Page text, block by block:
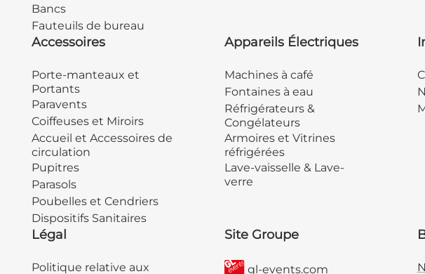
Bancs
Fauteuils de bureau
Accessoires
Porte-manteaux et
Portants
Paravents
Coiffeuses et Miroirs
Accueil et Accessoires de
circulation
Pupitres
Parasols
Poubelles et Cendriers
Dispositifs Sanitaires
Appareils Électriques
Machines à café
Fontaines à eau
Réfrigérateurs &
Congélateurs
Armoires et Vitrines
réfrigérées
Lave-vaisselle & Lave-
verre
Légal
Politique relative aux
Site Groupe
gl-events.com